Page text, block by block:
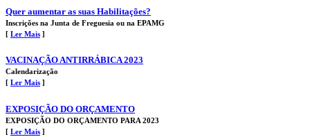
Quer aumentar as suas Habilitações?
Inscrições na Junta de Freguesia ou na EPAMG
[ Ler Mais ]
VACINAÇÃO ANTIRRÁBICA 2023
Calendarização
[ Ler Mais ]
EXPOSIÇÃO DO ORÇAMENTO
EXPOSIÇÃO DO ORÇAMENTO PARA 2023
[ Ler Mais ]